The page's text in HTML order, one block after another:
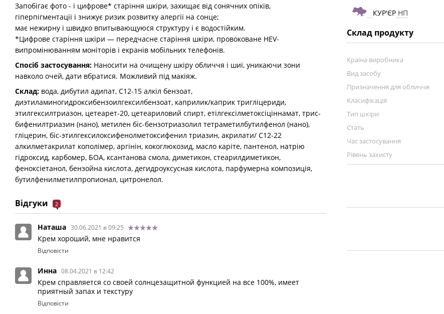
Запобігає фото - і цифрове* старіння шкіри, захищає від сонячних опіків,
гіперпігментації і знижує ризик розвитку алергії на сонце;
має нежирну і швидко впитывающуюся структуру і є водостійким.
*Цифрове старіння шкіри — передчасне старіння шкіри, провоковане HEV-
випромінюванням моніторів і екранів мобільних телефонів.
Спосіб застосування: Наносити на очищену шкіру обличчя і шиї, уникаючи зони
навколо очей, дати вбратися. Можливий під макіяж.
Склад: вода, дибутил адипат, С12-15 алкіл бензоат,
диэтиламиногидроксибензоилгексилбензоат, каприлик/каприк тригліцериди,
этилгексилтриазон, цетеарет-20, цетеариловий спирт, етілгексілметоксіціннамат, трис-
бифенилтриазин (нано), метилен біс-бензотриазолил тетраметилбутилфенол (нано),
гліцерин, біс-этилгексилоксифенолметоксифенил триазин, акрилати/ С12-22
алкилметакрилат кополімер, аргінін, кокоглюкозид, масло каріте, пантенол, натрію
гідроксид, карбомер, БОА, ксантанова смола, диметикон, стеарилдиметикон,
феноксіетанол, бензойна кислота, дегидроуксусная кислота, парфумерна композиція,
бутилфенилметилпропионал, цитронелол.
Відгуки 2
Наташа 30.06.2021 в 09:25
Крем хороший, мне нравится
Відповісти
Инна 08.04.2021 в 12:42
Крем справляется со своей солнцезащитной функцией на все 100%, имеет
приятный запах и текстуру
Відповісти
КУР'ЄР НП
Склад продукту
Країна виробника
Вид засобу
Призначення для обличчя
Класифікація
Тип шкіри
Стать
Час застосування
Рівень захисту